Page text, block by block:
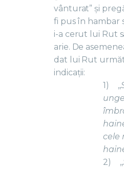
vânturat” și
fi pus în hambar
i-a cerut lui Rut
arie. De
dat lui Rut
indicații:
1)
,,
cele
2)
,,